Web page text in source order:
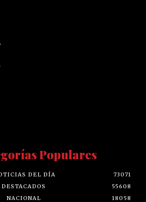
Populares
DEL DÍA
73071
DESTACADOS
55608
NACIONAL
18058